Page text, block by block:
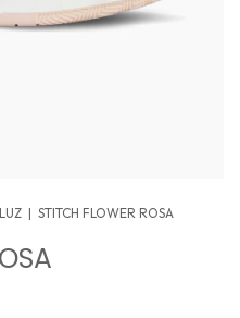
| STITCH FLOWER ROSA